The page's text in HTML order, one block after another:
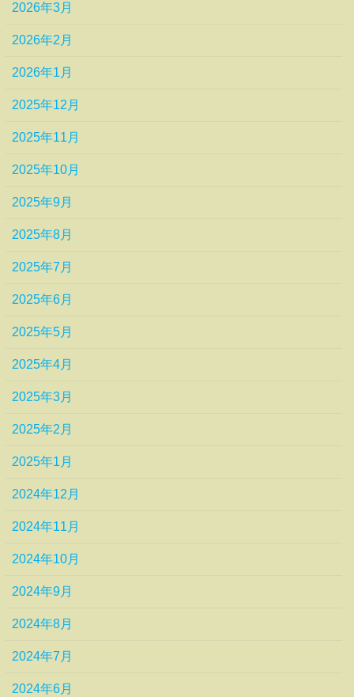
2026年3月
2026年2月
2026年1月
2025年12月
2025年11月
2025年10月
2025年9月
2025年8月
2025年7月
2025年6月
2025年5月
2025年4月
2025年3月
2025年2月
2025年1月
2024年12月
2024年11月
2024年10月
2024年9月
2024年8月
2024年7月
2024年6月